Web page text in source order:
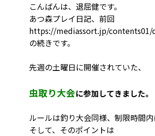
こんばんは、退屈健です。
あつ森プレイ日記、前回
https://mediassort.jp/
の続きです。
先週の土曜日に開催されていた、
虫取り大会に参加してきました。
ルールは釣り大会同様、制限時間
そして、そのポイントは